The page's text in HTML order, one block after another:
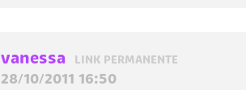
vanessa LINK PERMANENTE
28/10/2011 16:50